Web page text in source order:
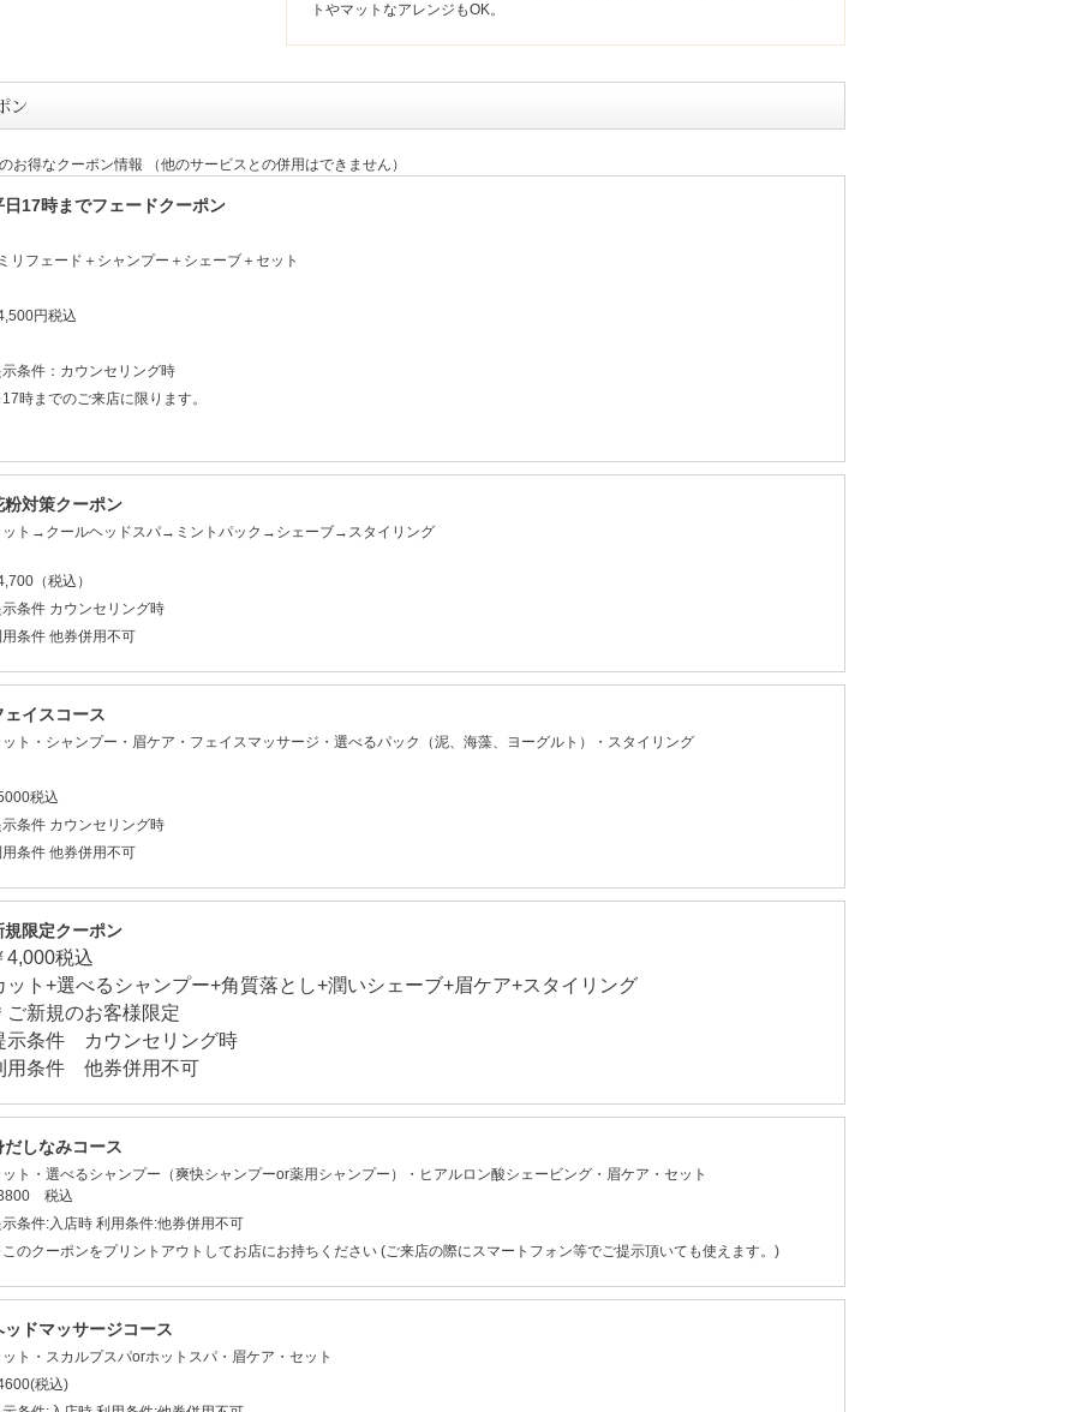
トやマットなアレンジもOK。
お得なクーポン情報 （他のサービスとの併用はできません）
日17時までフェードクーポン
リフェード＋シャンプー＋シェーブ＋セット
円税込
条件：カウンセリング時
時までのご来店に限ります。
粉対策クーポン
ット→クールヘッドスパ→ミントパック→シェーブ→スタイリング
（税込）
条件 カウンセリング時
条件 他券併用不可
ェイスコース
ト・シャンプー・眉ケア・フェイスマッサージ・選べるパック（泥、海藻、ヨーグルト）・スタイリング
税込
条件 カウンセリング時
条件 他券併用不可
規限定クーポン
4,000税込
ット+選べるシャンプー+角質落とし+潤いシェーブ+眉ケア+スタイリング
ご新規のお客様限定
示条件 カウンセリング時
用条件 他券併用不可
だしなみコース
ト・選べるシャンプー（爽快シャンプーor薬用シャンプー）・ヒアルロン酸シェービング・眉ケア・セット
税込
条件:入店時 利用条件:他券併用不可
のクーポンをプリントアウトしてお店にお持ちください (ご来店の際にスマートフォン等でご提示頂いても使えます。)
ッドマッサージコース
ト・スカルプスパorホットスパ・眉ケア・セット
税込)